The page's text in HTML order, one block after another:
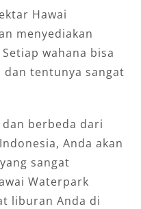
Hawai
menyediakan
wahana bisa
tentunya sangat
berbeda dari
Anda akan
sangat
Waterpark
liburan Anda di